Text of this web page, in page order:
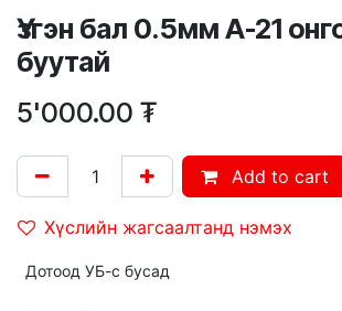
Үзгэн бал 0.5мм A-21
буутай
5'000.00 ₮
Add to cart
Хүслийн жагсаалтанд нэмэх
Дотоод УБ-с бусад